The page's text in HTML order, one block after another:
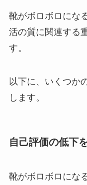
靴がボロボロにな
活の質に関連する
す。
以下に、いくつか
します。
自己評価の低下
靴がボロボロにな